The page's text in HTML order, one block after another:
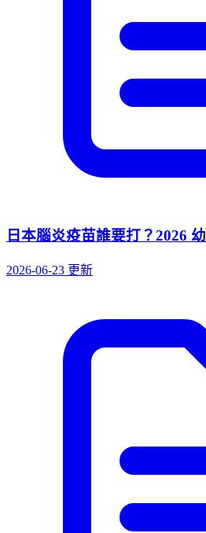
日本腦炎疫苗誰要打？2026
2026-06-23 更新